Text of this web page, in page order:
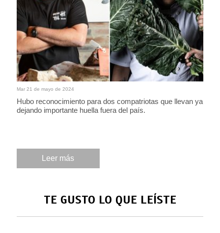
Mar 21 de mayo de 2024
Hubo reconocimiento para dos compatriotas que llevan ya
dejando importante huella fuera del país.
Leer más
TE GUSTO LO QUE LEÍSTE